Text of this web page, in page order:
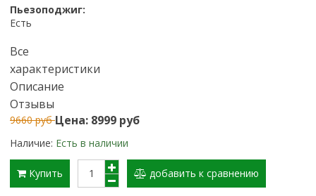
Пьезоподжиг:
Есть
Все
характеристики
Описание
Отзывы
9660 рубЦена: 8999 руб
Наличие: Есть в наличии
Купить добавить к сравнению